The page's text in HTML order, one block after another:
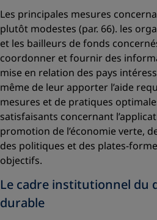
Les principales mesures
plutôt modestes (par. 66). les
et les bailleurs de fonds
coordonner et fournir des
mise en relation des pays
même de leur apporter l’aide
mesures et de pratiques
satisfaisants concernant
promotion de l’économie verte,
des politiques et des plates-
objectifs.
Le cadre institutionnel du
durable